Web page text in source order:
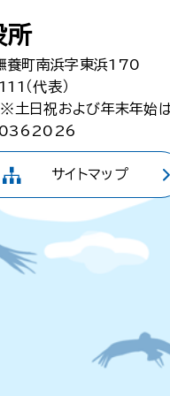
所
養町南浜字東浜170
（代表）
※土日祝および年末年始
サイトマップ